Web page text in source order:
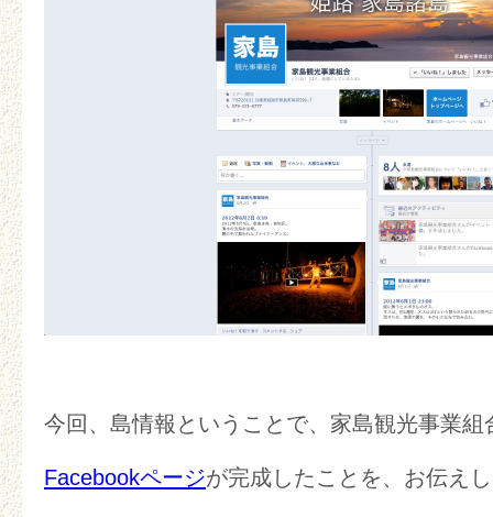
今回、島情報ということで、家島観光事業組
Facebookページが完成したことを、お伝え